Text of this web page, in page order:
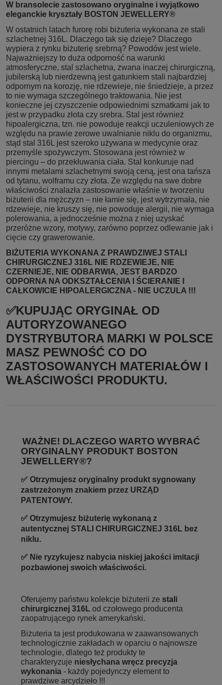
W bransolecie zastosowano oryginalne i wyjątkowo
eleganckie kryształy BOSTON JEWELLERY®
W ostatnich latach furorę robi biżuteria wykonana ze stali
szlachetnej 316L. Dlaczego tak się dzieje? Dlaczego
wypiera z rynku biżuterię srebrną? Powodów jest wiele.
Najważniejszy to duża odporność na warunki
atmosferyczne, stal szlachetna, zwana inaczej chirurgiczną,
jubilerską lub nierdzewną jest gatunkiem stali najbardziej
odpornym na korozję, nie rdzewieje, nie śniedzieje, a przez
to nie wymaga szczególnego traktowania. Nie jest
konieczne jej czyszczenie odpowiednimi szmatkami jak to
jest w przypadku złota czy srebra. Stal jest również
hipoalergiczna, tzn. nie powoduje reakcji uczuleniowych ze
względu na prawie zerowe uwalnianie niklu do organizmu,
stąd stal 316L jest szeroko używana w medycynie oraz
przemyśle spożywczym. Stosowana jest również w
piercingu – do przekłuwania ciała. Stal konkuruje nad
innymi metalami szlachetnymi swoją ceną, jest ona tańsza
od tytanu, wolframu czy złota. Ze względu na swe dobre
właściwości znalazła zastosowanie właśnie w tworzeniu
biżuterii dla mężczyzn – nie łamie się, jest wytrzymała, nie
rdzewieje, nie kruszy się, nie powoduje alergii, nie wymaga
polerowania, a jednocześnie można z niej uzyskać
przeróżne wzory, motywy, zarówno poprzez odlewanie jak i
cięcie czy grawerowanie.
BIŻUTERIA WYKONANA Z PRAWDZIWEJ STALI
CHIRURGICZNEJ 316L NIE RDZEWIEJE, NIE
CZERNIEJE, NIE ODBARWIA, JEST BARDZO
ODPORNA NA ODKSZTAŁCENIA I ŚCIERANIE I
CAŁKOWICIE HIPOALERGICZNA - NIE UCZULA !!!
✅KUPUJĄC ORYGINAŁ OD
AUTORYZOWANEGO
DYSTRYBUTORA MARKI W POLSCE
MASZ PEWNOŚĆ CO DO
ZASTOSOWANYCH MATERIAŁÓW I
WŁAŚCIWOŚCI PRODUKTU.
WAŻNE! DLACZEGO WARTO WYBRAĆ
ORYGINALNY PRODUKT BOSTON
JEWELLERY®?
✅ Otrzymujesz oryginalny produkt sygnowany
zastrzeżonym znakiem przez URZĄD
PATENTOWY.
✅ Otrzymujesz biżuterię wykonaną z
autentycznej STALI CHIRURGICZNEJ 316L bez
niklu.
✅ Nie ryzykujesz nabycia niskiej jakości imitacji
pozbawionej swoich właściwości.
Oferujemy państwu kolekcje biżuterii ze stali
chirurgicznej 316L od czołowego producenta
zaopatrującego rynek amerykański.
Biżuteria ta jest produkowana w zaawansowanych
technologicznie zakładach w oparciu o najnowsze
technologie, dlatego też produkty te
charakteryzuje niesłychana wręcz precyzja
wykonania - każdy pojedynczy element to
prawdziwe arcydzieło !!!